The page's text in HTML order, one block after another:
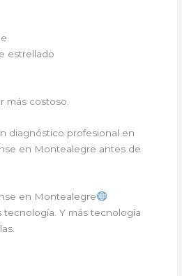
estrellado
más costoso.
diagnóstico profesional en
en Montealegre antes de
en Montealegre
tecnología. Y más tecnología